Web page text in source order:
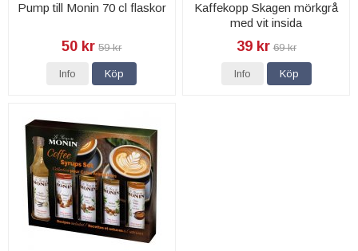
Pump till Monin 70 cl flaskor
50 kr 59 kr
Info Köp
Kaffekopp Skagen mörkgrå
med vit insida
39 kr 69 kr
Info Köp